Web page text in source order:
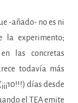
-añado- no es ni
la experimento;
las concretas
todavía más
días desde
el TEA emite